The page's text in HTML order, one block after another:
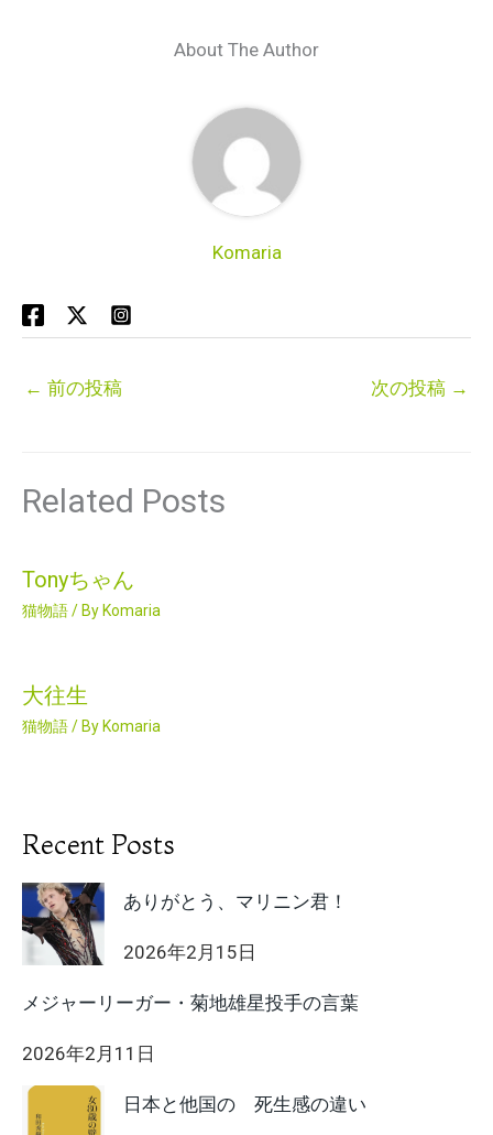
About The Author
Komaria
← 前の投稿 次の投稿 →
Related Posts
Tonyちゃん
猫物語/ By Komaria
大往生
猫物語/ By Komaria
Recent Posts
ありがとう、マリニン君！
2026年2月15日
メジャーリーガー・菊地雄星投手の言葉
2026年2月11日
日本と他国の 死生感の違い